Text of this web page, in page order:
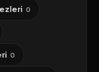
0
0